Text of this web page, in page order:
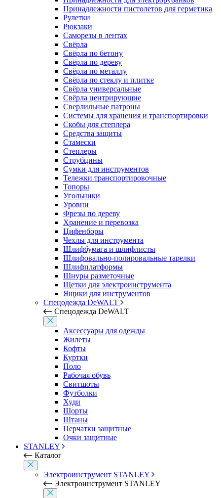
Принадлежности пистолетов для герметика
Рулетки
Рюкзаки
Саморезы в лентах
Свёрла
Свёрла по бетону
Свёрла по дереву
Свёрла по металлу
Свёрла по стеклу и плитке
Свёрла универсальные
Свёрла центрирующие
Сверлильные патроны
Системы для хранения и транспортировки
Скобы для степлера
Средства защиты
Стамески
Степлеры
Струбцины
Сумки для инструментов
Тележки транспортировочные
Топоры
Угольники
Уровни
Фрезы по дереву
Хранение и перевозка
Цифенборы
Чехлы для инструмента
Шлифбумага и шлифлисты
Шлифовально-полировальные тарелки
Шлифплатформы
Шнуры разметочные
Щетки для электроинструмента
Ящики для инструментов
Спецодежда DeWALT
Спецодежда DeWALT
Аксессуары для одежды
Жилеты
Кофты
Куртки
Поло
Рабочая обувь
Свитшоты
Футболки
Худи
Шорты
Штаны
Перчатки защитные
Очки защитные
STANLEY
Каталог
Электроинструмент STANLEY
Электроинструмент STANLEY